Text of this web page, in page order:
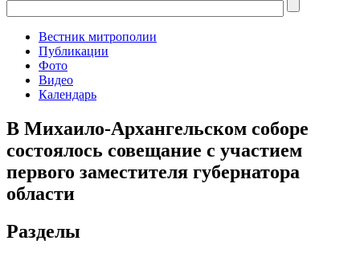
Вестник митрополии
Публикации
Фото
Видео
Календарь
В Михаило-Архангельском соборе
состоялось совещание с участием
первого заместителя губернатора
области
Разделы